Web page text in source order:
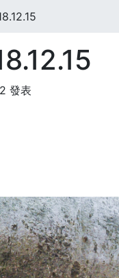
發表